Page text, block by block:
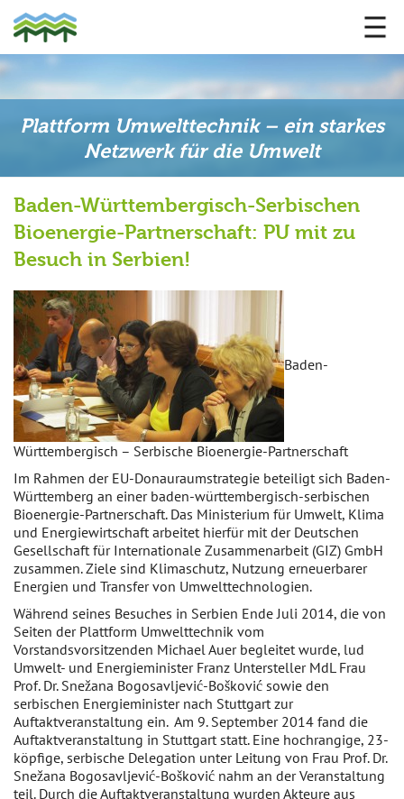
Plattform Umwelttechnik – ein starkes
Netzwerk für die Umwelt
Baden-Württembergisch-Serbischen
Bioenergie-Partnerschaft: PU mit zu
Besuch in Serbien!
Baden-
Württembergisch – Serbische Bioenergie-Partnerschaft
Im Rahmen der EU-Donauraumstrategie beteiligt sich Baden-
Württemberg an einer baden-württembergisch-serbischen
Bioenergie-Partnerschaft. Das Ministerium für Umwelt, Klima
und Energiewirtschaft arbeitet hierfür mit der Deutschen
Gesellschaft für Internationale Zusammenarbeit (GIZ) GmbH
zusammen. Ziele sind Klimaschutz, Nutzung erneuerbarer
Energien und Transfer von Umwelttechnologien.
Während seines Besuches in Serbien Ende Juli 2014, die von
Seiten der Plattform Umwelttechnik vom
Vorstandsvorsitzenden Michael Auer begleitet wurde, lud
Umwelt- und Energieminister Franz Untersteller MdL Frau
Prof. Dr. Snežana Bogosavljević-Bošković sowie den
serbischen Energieminister nach Stuttgart zur
Auftaktveranstaltung ein. Am 9. September 2014 fand die
Auftaktveranstaltung in Stuttgart statt. Eine hochrangige, 23-
köpfige, serbische Delegation unter Leitung von Frau Prof. Dr.
Snežana Bogosavljević-Bošković nahm an der Veranstaltung
teil. Durch die Auftaktveranstaltung wurden Akteure aus